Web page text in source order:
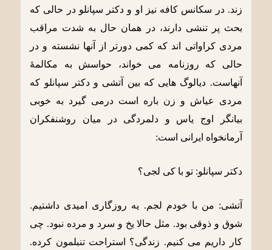
زند. در سکانس کافه نیز او و دکتر سپانلو در حالی که
بحث پر تنشی دارند، در همان حال به شدت مراقب
مردی کراواتی اند که کمی دورتر از آنها نشسته و در
حالی که روزنامه می خواند، حواسش به مکالمۀ
آنهاست. دیالوگ هایی که بین آتشی و دکتر سپانلو که
مردی عیاش و زن باره است درمی گیرد به خوبی
بیانگر اوج یاس و دلمردگی در میان روشنفکران
آرمانخواه ایرانی است:
دکتر سپانلو: تو با کی لجی؟
آتشی: من با خودم لجم. یه روزگاری امیدی داشتیم.
شوق و ذوقی بود. مثل حالا یخ و سرد و مرده نبود. چی
کار داریم می کنیم. زندگی؟ استراحت تنبلمون کرده.